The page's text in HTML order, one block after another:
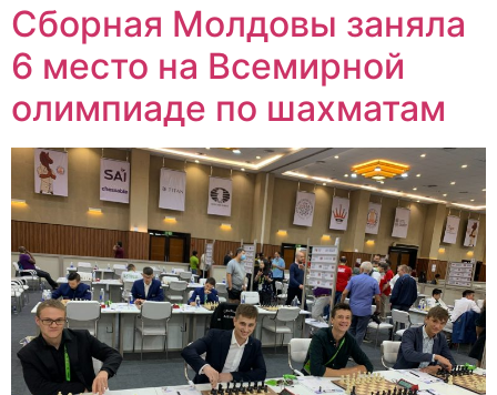
Сборная Молдовы заняла
6 место на Всемирной
олимпиаде по шахматам